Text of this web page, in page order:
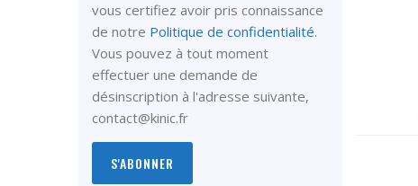
vous certifiez avoir pris connaissance
de notre Politique de confidentialité.
Vous pouvez à tout moment
effectuer une demande de
désinscription à l'adresse suivante,
contact@kinic.fr